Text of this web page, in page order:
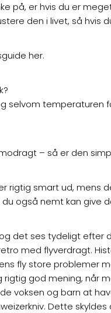
på, er hvis du er
den i livet, så hvis
her.
temperaturen
– så er den
rigtig smart ud, mens
også nemt kan give
det ses tydeligt efter
med flyverdragt.
fly store problemer
god mening, når
voksen og barn at
Dette